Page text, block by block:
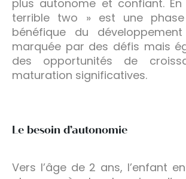
plus autonome et confiant.
terrible two » est une
bénéfique du
marquée par des défis mais
des opportunités de
maturation significatives.
Le besoin d’autonomie
Vers l’âge de 2 ans, l’enfant